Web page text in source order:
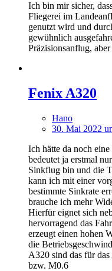
Ich bin mir sicher,
Fliegerei im
genutzt wird und
gewühnlich
Präzisionsanflug,
Fenix A320
Hano
30. Mai 2022
Ich hätte da noch
bedeutet ja erstmal
Sinkflug bin und die
kann ich mit einer
bestimmte Sinkrate
brauche ich mehr
Hierfür eignet sich
hervorragend das
erzeugt einen hohen
die
A320 sind das für
bzw. M0.6